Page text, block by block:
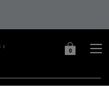
MIJN
0
0 PRODUCT